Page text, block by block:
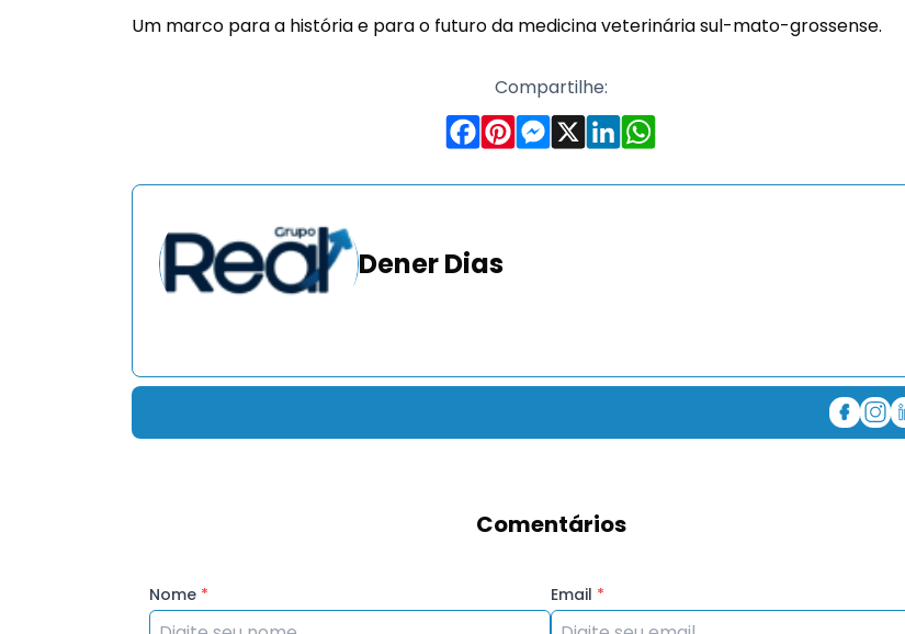
Um marco para a história e para o futuro da medicina veterinária sul-mato-grossense.
Compartilhe:
Dener Dias
Comentários
Nome * Email *